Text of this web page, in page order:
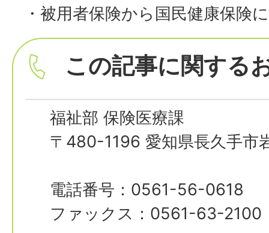
・被用者保険から国民健康保険
この記事に関する
福祉部 保険医療課
〒480-1196 愛知県長久手市
電話番号：0561-56-0618
ファックス：0561-63-2100